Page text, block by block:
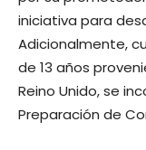
iniciativa para
Adicionalmente,
de 13 años
Reino Unido, se
Preparación de